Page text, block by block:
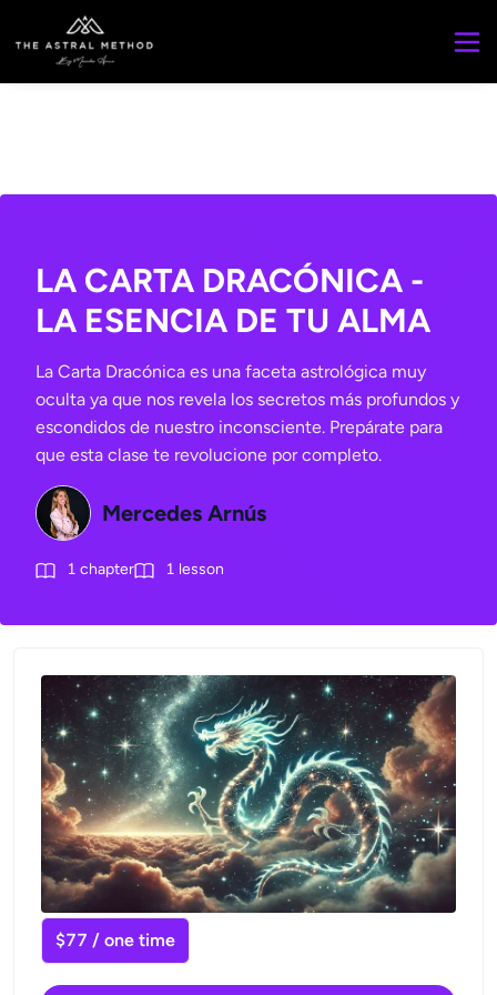
LA CARTA DRACÓNICA -
LA ESENCIA DE TU ALMA
La Carta Dracónica es una faceta astrológica muy
oculta ya que nos revela los secretos más profundos y
escondidos de nuestro inconsciente. Prepárate para
que esta clase te revolucione por completo.
Mercedes Arnús
1 chapter 1 lesson
$77 / one time